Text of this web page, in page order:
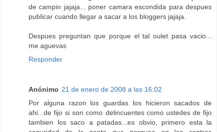
de campin jajaja... poner camara escondida para despues
publicar cuando llegar a sacar a los bloggers jajaja.
Despues preguntan que porque el tal oulet pasa vacio...
me aguevas
Responder
Anónimo 21 de enero de 2008 a las 16:02
Por alguna razon los guardas los hicieron sacados de
ahi...de fijo si son como delincuentes como ustedes de fijo
tambien los saco a patadas...es obvio, primero esta la